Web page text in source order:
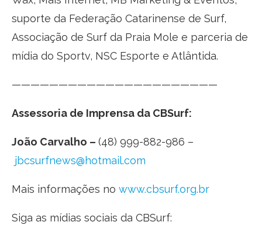
suporte da Federação Catarinense de Surf,
Associação de Surf da Praia Mole e parceria de
mídia do Sportv, NSC Esporte e Atlântida.
——————————————————————
Assessoria de Imprensa da CBSurf:
João Carvalho – (48) 999-882-986 –
jbcsurfnews@hotmail.com
Mais informações no www.cbsurf.org.br
Siga as mídias sociais da CBSurf: